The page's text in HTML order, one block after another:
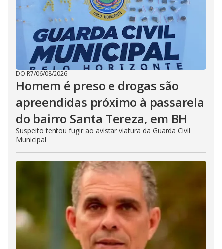
DO R7/06/08/2026
Homem é preso e drogas são
apreendidas próximo à passarela
do bairro Santa Tereza, em BH
Suspeito tentou fugir ao avistar viatura da Guarda Civil
Municipal